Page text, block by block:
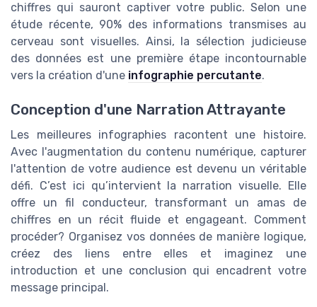
chiffres qui sauront captiver votre public. Selon une
étude récente, 90% des informations transmises au
cerveau sont visuelles. Ainsi, la sélection judicieuse
des données est une première étape incontournable
vers la création d'une infographie percutante.
Conception d'une Narration Attrayante
Les meilleures infographies racontent une histoire.
Avec l'augmentation du contenu numérique, capturer
l'attention de votre audience est devenu un véritable
défi. C’est ici qu’intervient la narration visuelle. Elle
offre un fil conducteur, transformant un amas de
chiffres en un récit fluide et engageant. Comment
procéder? Organisez vos données de manière logique,
créez des liens entre elles et imaginez une
introduction et une conclusion qui encadrent votre
message principal.